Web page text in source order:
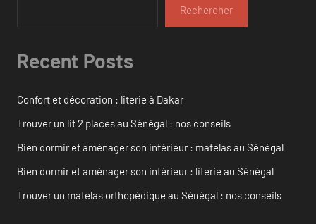
Rechercher
Recent Posts
Confort et décoration : literie à Dakar
Trouver un lit 2 places au Sénégal : nos conseils
Bien dormir et aménager son intérieur : matelas au Sénégal
Bien dormir et aménager son intérieur : literie au Sénégal
Trouver un matelas orthopédique au Sénégal : nos conseils